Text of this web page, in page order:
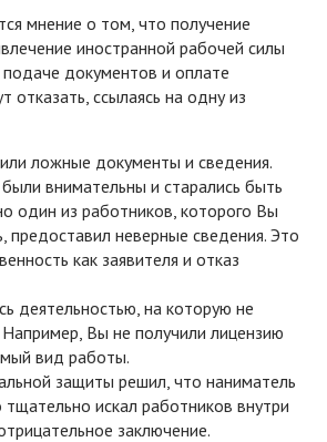
мнение о том, что получение
иностранной рабочей силы
подаче документов и оплате
отказать, ссылаясь на одну из
ложные документы и сведения.
внимательны и старались быть
один из работников, которого Вы
предоставил неверные сведения. Это
как заявителя и отказ
деятельностью, на которую не
Вы не получили лицензию
вид работы.
защиты решил, что наниматель
искал работников внутри
заключение.